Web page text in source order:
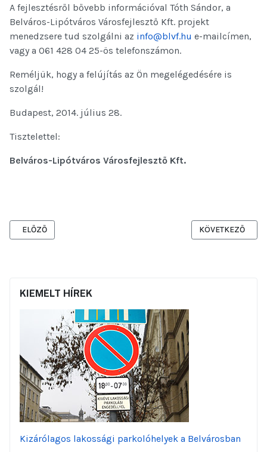
A fejlesztésről bővebb információval Tóth Sándor, a
Belváros-Lipótváros Városfejlesztő Kft. projekt
menedzsere tud szolgálni az info@blvf.hu e-mailcímen,
vagy a 061 428 04 25-ös telefonszámon.
Reméljük, hogy a felújítás az Ön megelégedésére is
szolgál!
Budapest, 2014. július 28.
Tisztelettel:
Belváros-Lipótváros Városfejlesztő Kft.
ELŐZŐ CIKK: TÁJÉKOZTATÁS IDEIGLENES
ELŐZŐ KÖVETKEZŐ
KÖVETKEZŐ
KIEMELT HÍREK
Kizárólagos lakossági parkolóhelyek a Belvárosban